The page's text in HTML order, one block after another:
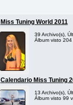
Miss Tuning World 2011
39 Archivo(s),
Álbum visto 204
Calendario Miss Tuning
13 Archivo(s),
Álbum visto 99